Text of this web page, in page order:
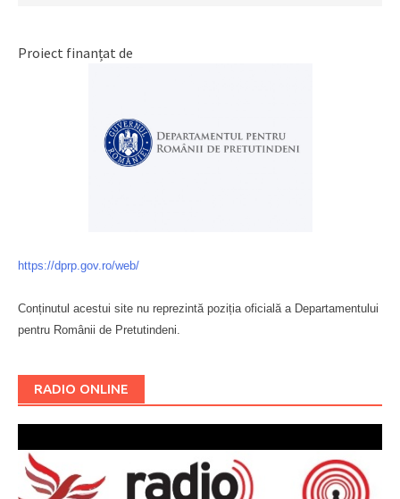
Proiect finanțat de
https://dprp.gov.ro/web/
Conținutul acestui site nu reprezintă poziția oficială a Departamentului
pentru Românii de Pretutindeni.
RADIO ONLINE